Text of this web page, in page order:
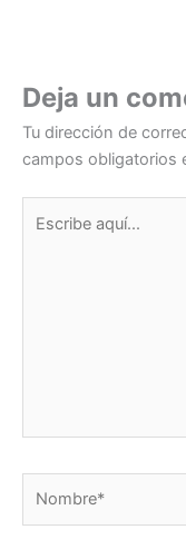
Deja un
Tu dirección de
campos obligatorios
aquí...